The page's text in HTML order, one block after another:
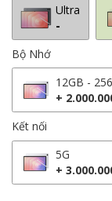
Ultra
-
Bộ Nhớ
12GB -
+
Kết nối
5G
+